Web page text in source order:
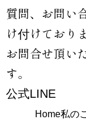
質問、お問い
け付けており
お問合せ頂い
す。
公式LINE
Home私の